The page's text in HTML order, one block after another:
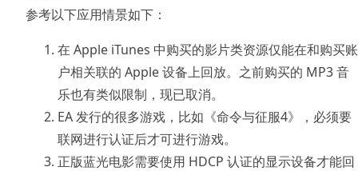
参考以下应用情景如下：
在 Apple iTunes 中购买的影片类资源仅能在和购买账
户相关联的 Apple 设备上回放。之前购买的 MP3 音
乐也有类似限制，现已取消。
EA 发行的很多游戏，比如《命令与征服4》，必须要
联网进行认证后才可进行游戏。
正版蓝光电影需要使用 HDCP 认证的显示设备才能回